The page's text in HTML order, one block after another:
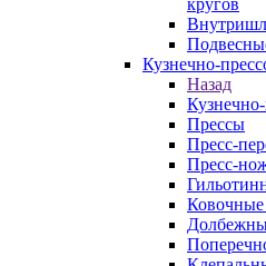
кругов
Кузнечно-
Назад
Прессы
Пресс-
Пресс-